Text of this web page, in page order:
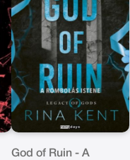
God of Ruin - A